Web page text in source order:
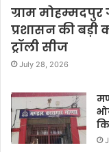
ग्राम
प्रशासन की बड़ी
ट्रॉली सीज
July 28, 2026